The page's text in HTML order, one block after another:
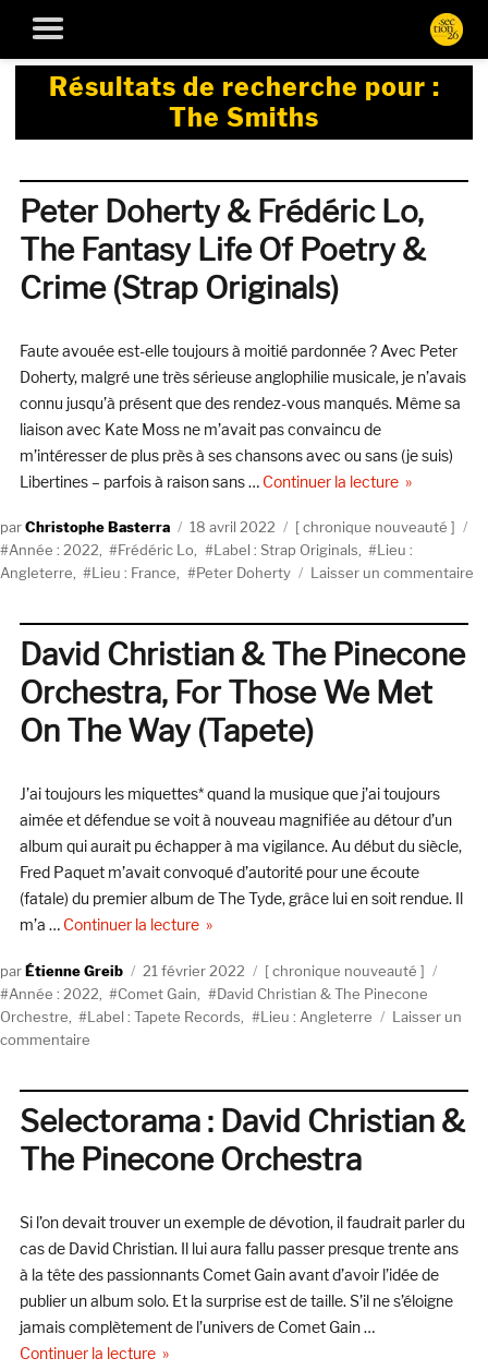
Résultats de recherche pour :
The Smiths
Peter Doherty & Frédéric Lo,
The Fantasy Life Of Poetry &
Crime (Strap Originals)
Faute avouée est-elle toujours à moitié pardonnée ? Avec Peter
Doherty, malgré une très sérieuse anglophilie musicale, je n’avais
connu jusqu’à présent que des rendez-vous manqués. Même sa
liaison avec Kate Moss ne m’avait pas convaincu de
m’intéresser de plus près à ses chansons avec ou sans (je suis)
Libertines – parfois à raison sans … Continuer la lecturede « Peter
AuteurChristophe Basterra
Publié
le
18 avril 2022 Catégories
chronique nouveauté
Année : 2022
Frédéric Lo Label : Strap Originals
Lieu :
Angleterre
Lieu : France Peter Doherty Laisser un commentaire
David Christian & The Pinecone
Orchestra, For Those We Met
On The Way (Tapete)
J’ai toujours les miquettes* quand la musique que j’ai toujours
aimée et défendue se voit à nouveau magnifiée au détour d’un
album qui aurait pu échapper à ma vigilance. Au début du siècle,
Fred Paquet m’avait convoqué d’autorité pour une écoute
(fatale) du premier album de The Tyde, grâce lui en soit rendue. Il
m’a … Continuer la lecturede « David Christian & The Pinecone
AuteurÉtienne Greib
Publié
le
21 février 2022 Catégories
chronique nouveauté
Année : 2022
Comet Gain
David Christian & The Pinecone
Orchestre
Label : Tapete Records Lieu : Angleterre
Laisser un
commentaire
The
Pinecone
Orchestra,
Those
We
The
Way
(Tapete)
Selectorama : David Christian &
The Pinecone Orchestra
Si l’on devait trouver un exemple de dévotion, il faudrait parler du
cas de David Christian. Il lui aura fallu passer presque trente ans
à la tête des passionnants Comet Gain avant d’avoir l’idée de
publier un album solo. Et la surprise est de taille. S’il ne s’éloigne
jamais complètement de l’univers de Comet Gain …
Continuer la lecturede « Selectorama : David Christian & The